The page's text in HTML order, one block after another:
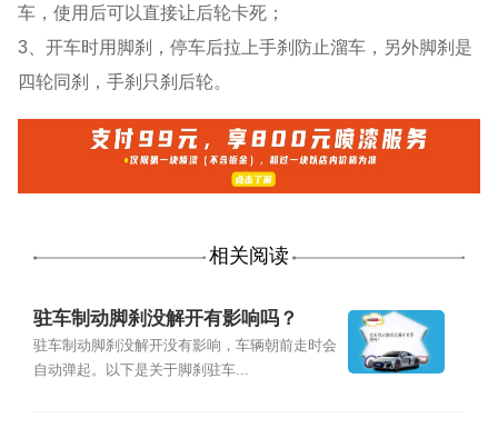
车，使用后可以直接让后轮卡死；
3、开车时用脚刹，停车后拉上手刹防止溜车，另外脚刹是
四轮同刹，手刹只刹后轮。
相关阅读
驻车制动脚刹没解开有影响吗？
驻车制动脚刹没解开没有影响，车辆朝前走时会
自动弹起。以下是关于脚刹驻车...